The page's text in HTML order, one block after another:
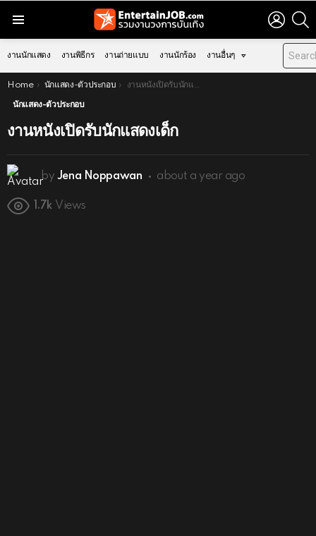
LOGIN
งานนักแสดง งานพิธีกร งานถ่ายแบบ งานนักร้อง งานอื่นๆ
You are here:
Home นักแสดง-ตัวประกอบ งานหนังเปิดรับนักแสดงเด็ก
นักแสดง-ตัวประกอบ
งานหนังเปิดรับนักแสดงเด็ก
by Jena Noppawan about a year ago
1.7k Views